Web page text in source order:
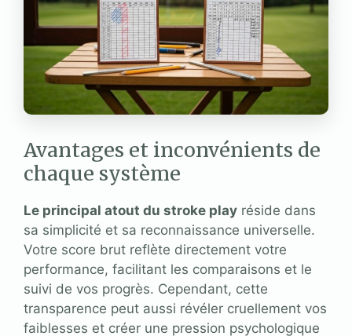
Avantages et inconvénients de
chaque système
Le principal atout du stroke play réside dans
sa simplicité et sa reconnaissance universelle.
Votre score brut reflète directement votre
performance, facilitant les comparaisons et le
suivi de vos progrès. Cependant, cette
transparence peut aussi révéler cruellement vos
faiblesses et créer une pression psychologique